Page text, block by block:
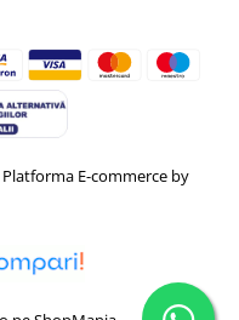
Platforma E-commerce by